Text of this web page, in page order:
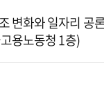
변화와 일자리 공
용노동청 1층)